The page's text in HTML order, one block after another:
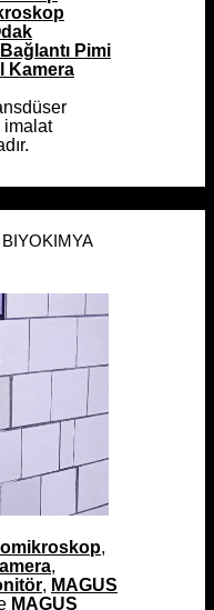
Pimi
Kamera
imalat
Pimi
Kamera
imalat
,
,
, MAGUS
MAGUS
,
,
, MAGUS
MAGUS